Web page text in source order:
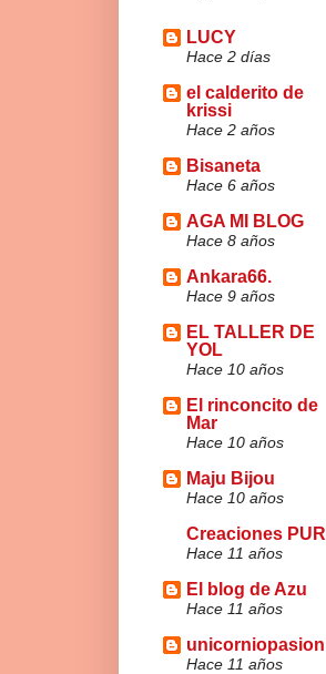
LUCY
Hace 2 días
el calderito de
krissi
Hace 2 años
Bisaneta
Hace 6 años
AGA MI BLOG
Hace 8 años
Ankara66.
Hace 9 años
EL TALLER DE
YOL
Hace 10 años
El rinconcito de
Mar
Hace 10 años
Maju Bijou
Hace 10 años
Creaciones PURI
Hace 11 años
El blog de Azu
Hace 11 años
unicorniopasion
Hace 11 años